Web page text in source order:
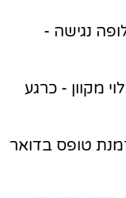
נגישה -
מקוון - כרגע
טופס בדואר